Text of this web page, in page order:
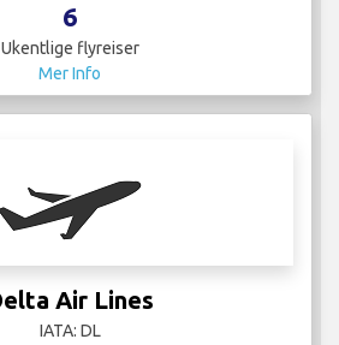
6
Ukentlige flyreiser
Mer Info
Air Lines
IATA: DL